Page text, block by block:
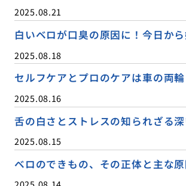
2025.08.21
白いベロが口臭の原因に！今日か
2025.08.18
セルフケアとプロのケアは車の両輪
2025.08.16
舌の白さとストレスの知られざる
2025.08.15
ベロのできもの、その正体と主な